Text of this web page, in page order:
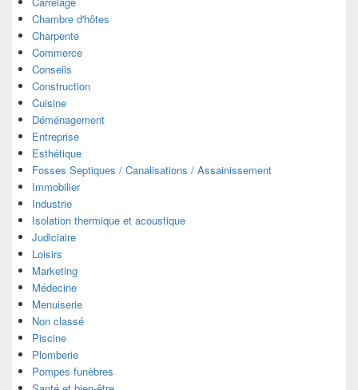
Chambre d'hôtes
Charpente
Commerce
Conseils
Construction
Cuisine
Déménagement
Entreprise
Esthétique
Fosses Septiques / Canalisations / Assainissement
Immobilier
Industrie
Isolation thermique et acoustique
Judiciaire
Loisirs
Marketing
Médecine
Menuiserie
Non classé
Piscine
Plomberie
Pompes funèbres